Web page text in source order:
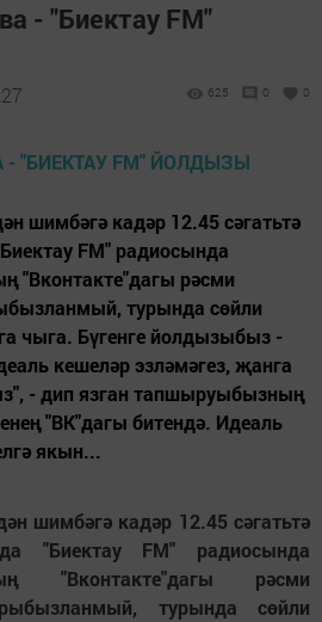
- "Биектау FM"
625 0 0
шимбәгә кадәр 12.45 сәгатьтә
FM" радиосында
"Вконтакте"дагы рәсми
турында сөйли
чыга. Бүгенге йолдызыбыз -
кешеләр эзләмәгез, җанга
- дип язган тапшыруыбызның
"ВК"дагы битендә. Идеаль
якын...
шимбәгә кадәр 12.45 сәгатьтә
"Биектау FM" радиосында
"Вконтакте"дагы рәсми
турында сөйли